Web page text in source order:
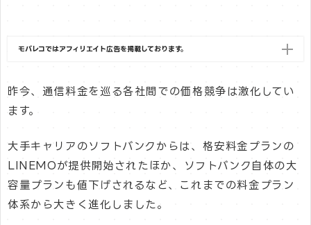
モバレコではアフィリエイト広告を掲載しております。
昨今、通信料金を巡る各社間での価格競争は激化してい
ます。
大手キャリアのソフトバンクからは、格安料金プランの
LINEMOが提供開始されたほか、ソフトバンク自体の大
容量プランも値下げされるなど、これまでの料金プラン
体系から大きく進化しました。